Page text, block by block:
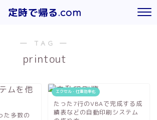
定時で帰る.com
― TAG ―
printout
た多数の
エクセル・仕事効率化
たった7行のVBAで完成する成
績表などの自動印刷システム